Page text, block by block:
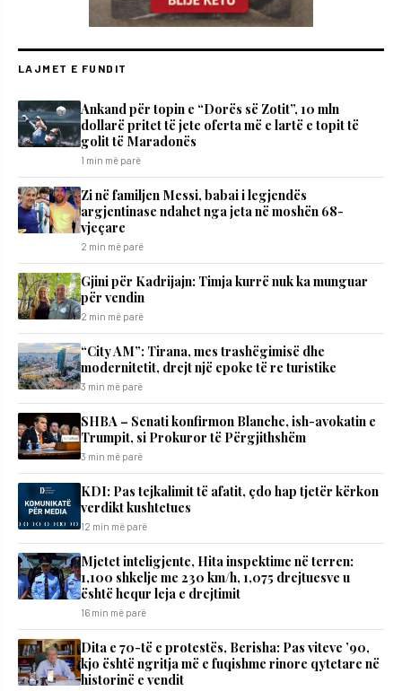
LAJMET E FUNDIT
Ankand për topin e “Dorës së Zotit”, 10 mln
dollarë pritet të jete oferta më e lartë e topit të
golit të Maradonës
1 min më parë
Zi në familjen Messi, babai i legjendës
argjentinase ndahet nga jeta në moshën 68-
vjeçare
2 min më parë
​Gjini për Kadrijajn: Timja kurrë nuk ka munguar
për vendin
2 min më parë
“City AM”: Tirana, mes trashëgimisë dhe
modernitetit, drejt një epoke të re turistike
3 min më parë
SHBA – Senati konfirmon Blanche, ish-avokatin e
Trumpit, si Prokuror të Përgjithshëm
3 min më parë
KDI: Pas tejkalimit të afatit, çdo hap tjetër kërkon
verdikt kushtetues
12 min më parë
Mjetet inteligjente, Hita inspektime në terren:
1,100 shkelje me 230 km/h, 1,075 drejtuesve u
është hequr leja e drejtimit
16 min më parë
Dita e 70-të e protestës, Berisha: Pas viteve ’90,
kjo është ngritja më e fuqishme rinore qytetare në
historinë e vendit